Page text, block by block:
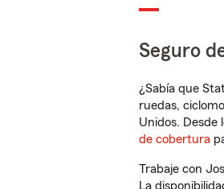
Seguro
¿Sabía que
ruedas,
Unidos. Desde
de cobertura
Trabaje con
La